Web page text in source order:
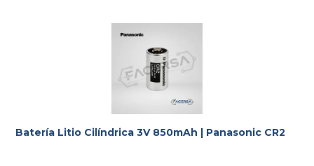
Batería Litio Cilíndrica 3V 850mAh | Panasonic CR2
Te ayudamos con la elección más adecuada
requerimientos.